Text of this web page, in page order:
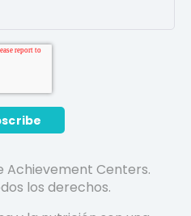
Achievement Centers.
los derechos.